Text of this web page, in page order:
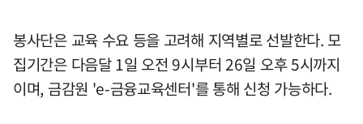
봉사단은 교육 수요 등을 고려해 지역별로 선발한다. 모
집기간은 다음달 1일 오전 9시부터 26일 오후 5시까지
이며, 금감원 'e-금융교육센터'를 통해 신청 가능하다.